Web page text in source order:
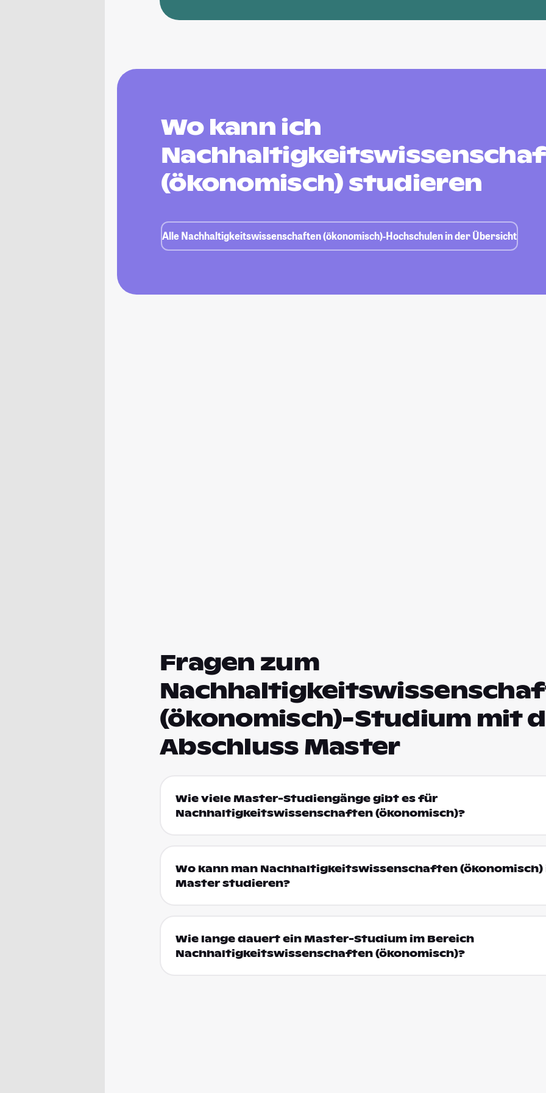
Wo kann ich
(ökonomisch) studieren
Alle Nachhaltigkeitswissenschaften (ökonomisch)-Hochschulen in der Übersicht
Fragen zum
(ökonomisch)-Studium mit
Abschluss Master
Wie viele Master-Studiengänge gibt es für
Nachhaltigkeitswissenschaften (ökonomisch)?
Wo kann man Nachhaltigkeitswissenschaften (ökonomisch)
Master studieren?
Wie lange dauert ein Master-Studium im Bereich
Nachhaltigkeitswissenschaften (ökonomisch)?